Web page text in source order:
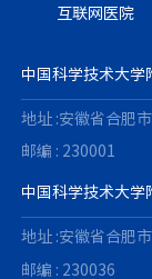
互联网医院
中国科学技术大学
地址 :安徽省合肥
邮编 : 230001
中国科学技术大学
地址 :安徽省合肥
邮编 : 230036